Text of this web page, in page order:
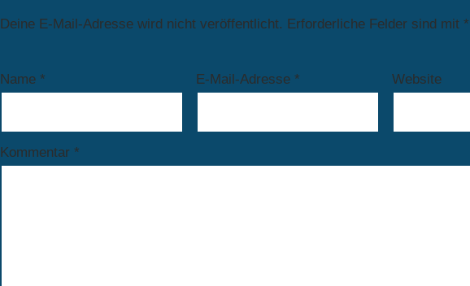
Deine E-Mail-Adresse wird nicht veröffentlicht. Erforderliche Felder sind mit *
Name * E-Mail-Adresse * Website
Kommentar *